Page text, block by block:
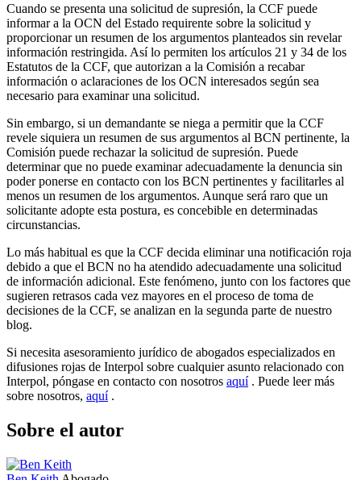
Cuando se presenta una solicitud de supresión, la CCF puede
informar a la OCN del Estado requirente sobre la solicitud y
proporcionar un resumen de los argumentos planteados sin revelar
información restringida. Así lo permiten los artículos 21 y 34 de los
Estatutos de la CCF, que autorizan a la Comisión a recabar
información o aclaraciones de los OCN interesados según sea
necesario para examinar una solicitud.
Sin embargo, si un demandante se niega a permitir que la CCF
revele siquiera un resumen de sus argumentos al BCN pertinente, la
Comisión puede rechazar la solicitud de supresión. Puede
determinar que no puede examinar adecuadamente la denuncia sin
poder ponerse en contacto con los BCN pertinentes y facilitarles al
menos un resumen de los argumentos. Aunque será raro que un
solicitante adopte esta postura, es concebible en determinadas
circunstancias.
Lo más habitual es que la CCF decida eliminar una notificación roja
debido a que el BCN no ha atendido adecuadamente una solicitud
de información adicional. Este fenómeno, junto con los factores que
sugieren retrasos cada vez mayores en el proceso de toma de
decisiones de la CCF, se analizan en la segunda parte de nuestro
blog.
Si necesita asesoramiento jurídico de abogados especializados en
difusiones rojas de Interpol sobre cualquier asunto relacionado con
Interpol, póngase en contacto con nosotros aquí. Puede leer más
sobre nosotros, aquí.
Sobre el autor